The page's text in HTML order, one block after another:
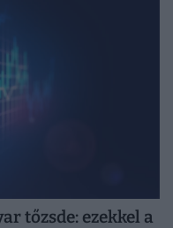
tőzsde: ezekkel a